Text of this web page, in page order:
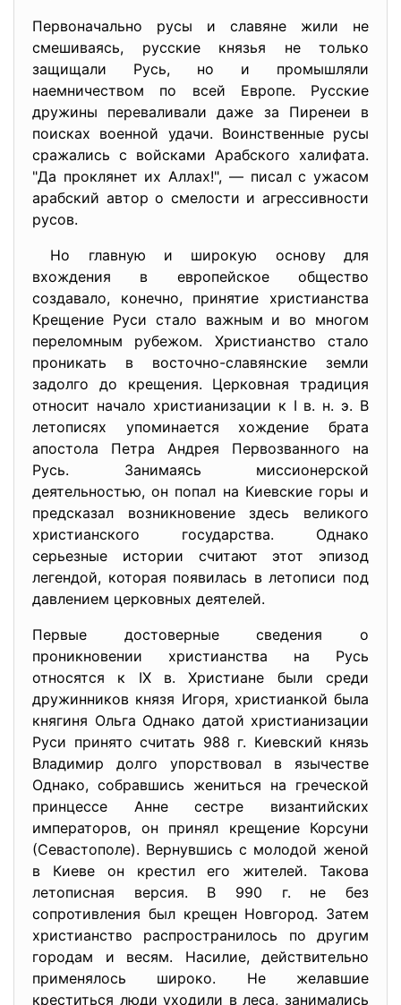
Первоначально русы и славяне жили не
смешиваясь, русские князья не только
защищали Русь, но и промышляли
наемничеством по всей Европе. Русские
дружины переваливали даже за Пиренеи в
поисках военной удачи. Воинственные русы
сражались с войсками Арабского халифата.
"Да проклянет их Аллах!", — писал с ужасом
арабский автор о смелости и агрессивности
русов.
Но главную и широкую основу для
вхождения в европейское общество
создавало, конечно, принятие христианства
Крещение Руси стало важным и во многом
переломным рубежом. Христианство стало
проникать в восточно-славянские земли
задолго до крещения. Церковная традиция
относит начало христианизации к I в. н. э. В
летописях упоминается хождение брата
апостола Петра Андрея Первозванного на
Русь. Занимаясь миссионерской
деятельностью, он попал на Киевские горы и
предсказал возникновение здесь великого
христианского государства. Однако
серьезные истории считают этот эпизод
легендой, которая появилась в летописи под
давлением церковных деятелей.
Первые достоверные сведения о
проникновении христианства на Русь
относятся к IX в. Христиане были среди
дружинников князя Игоря, христианкой была
княгиня Ольга Однако датой христианизации
Руси принято считать 988 г. Киевский князь
Владимир долго упорствовал в язычестве
Однако, собравшись жениться на греческой
принцессе Анне сестре византийских
императоров, он принял крещение Корсуни
(Севастополе). Вернувшись с молодой женой
в Киеве он крестил его жителей. Такова
летописная версия. В 990 г. не без
сопротивления был крещен Новгород. Затем
христианство распространилось по другим
городам и весям. Насилие, действительно
применялось широко. Не желавшие
креститься люди уходили в леса, занимались